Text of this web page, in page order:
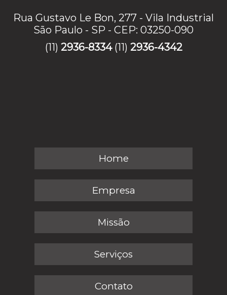
Rua Gustavo Le Bon, 277 - Vila Industrial
São Paulo - SP - CEP: 03250-090
(11) 2936-8334 (11) 2936-4342
Home
Empresa
Missão
Serviços
Contato